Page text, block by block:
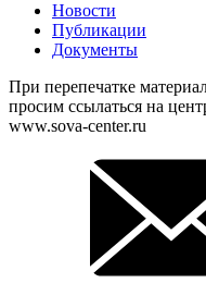
Новости
Публикации
Документы
При перепечатке
просим ссылаться на
www.sova-center.ru